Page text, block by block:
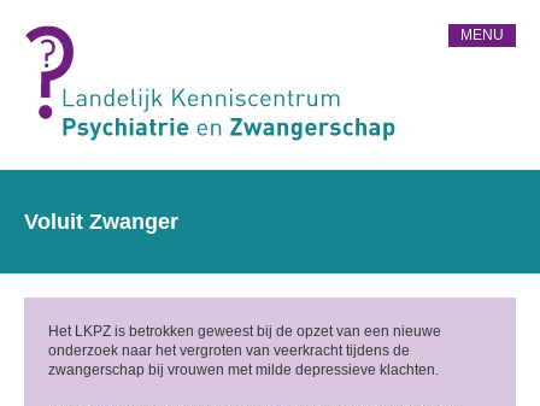
MENU
Voluit Zwanger
Het LKPZ is betrokken geweest bij de opzet van een nieuwe
onderzoek naar het vergroten van veerkracht tijdens de
zwangerschap bij vrouwen met milde depressieve klachten.